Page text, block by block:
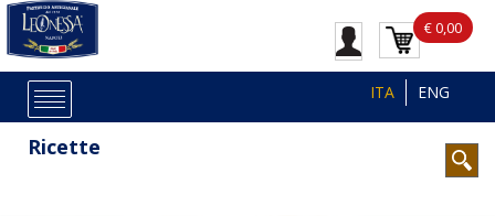
€ 0,00
ITA ENG
Ricette